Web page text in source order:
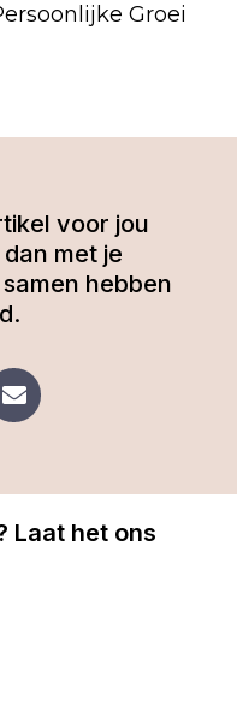
Groei
voor jou
met je
hebben
Laat het ons